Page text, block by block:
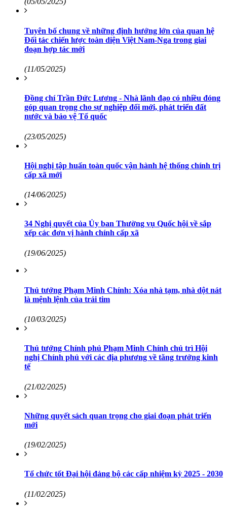
Tuyên bố chung về những định hướng lớn của quan hệ
Đối tác chiến lược toàn diện Việt Nam-Nga trong giai
đoạn hợp tác mới
(11/05/2025)
Đồng chí Trần Đức Lương - Nhà lãnh đạo có nhiều đóng
góp quan trọng cho sự nghiệp đổi mới, phát triển đất
nước và bảo vệ Tổ quốc
(23/05/2025)
Hội nghị tập huấn toàn quốc vận hành hệ thống chính trị
cấp xã mới
(14/06/2025)
34 Nghị quyết của Ủy ban Thường vụ Quốc hội về sắp
xếp các đơn vị hành chính cấp xã
(19/06/2025)
Thủ tướng Phạm Minh Chính: Xóa nhà tạm, nhà dột nát
là mệnh lệnh của trái tim
(10/03/2025)
Thủ tướng Chính phủ Phạm Minh Chính chủ trì Hội
nghị Chính phủ với các địa phương về tăng trưởng kinh
tế
(21/02/2025)
Những quyết sách quan trọng cho giai đoạn phát triển
mới
(19/02/2025)
Tổ chức tốt Đại hội đảng bộ các cấp nhiệm kỳ 2025 - 2030
(11/02/2025)